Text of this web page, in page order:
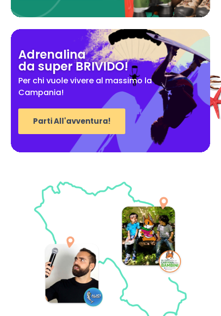
Adrenalina
da super BRIVIDO!
Per chi vuole vivere al massimo la
Campania!
Parti All'avventura!